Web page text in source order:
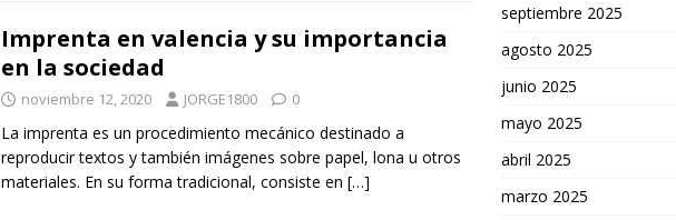
Imprenta en valencia y su importancia
en la sociedad
noviembre 12, 2020 JORGE1800 0
La imprenta es un procedimiento mecánico destinado a
reproducir textos y también imágenes sobre papel, lona u otros
materiales. En su forma tradicional, consiste en […]
septiembre 2025
agosto 2025
junio 2025
mayo 2025
abril 2025
marzo 2025